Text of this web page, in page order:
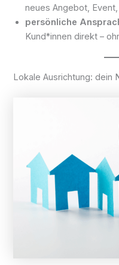
neues Angebot,
persönliche
Kund*innen direkt –
Lokale Ausrichtung: dein